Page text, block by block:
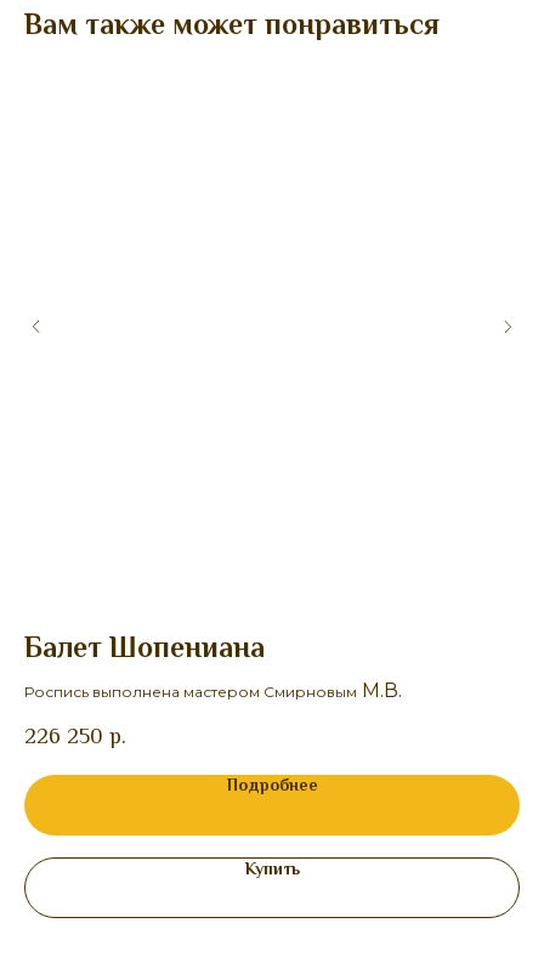
Вам также может понравиться
Балет Шопениана
Роспись выполнена мастером Смирновым М.В.
226 250 р.
Подробнее
Купить